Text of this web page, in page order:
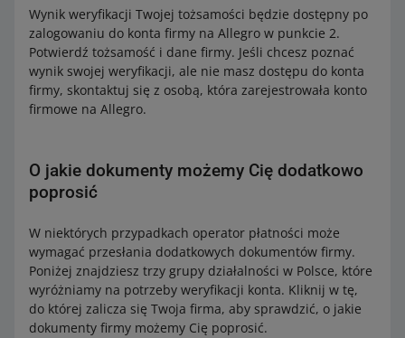
Wynik weryfikacji Twojej tożsamości będzie dostępny po
zalogowaniu do konta firmy na Allegro w punkcie 2.
Potwierdź tożsamość i dane firmy. Jeśli chcesz poznać
wynik swojej weryfikacji, ale nie masz dostępu do konta
firmy, skontaktuj się z osobą, która zarejestrowała konto
firmowe na Allegro.
O jakie dokumenty możemy Cię dodatkowo
poprosić
W niektórych przypadkach operator płatności może
wymagać przesłania dodatkowych dokumentów firmy.
Poniżej znajdziesz trzy grupy działalności w Polsce, które
wyróżniamy na potrzeby weryfikacji konta. Kliknij w tę,
do której zalicza się Twoja firma, aby sprawdzić, o jakie
dokumenty firmy możemy Cię poprosić.